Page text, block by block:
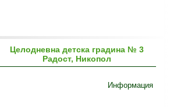
Целодневна детска градина № 3
Радост, Никопол
Информация